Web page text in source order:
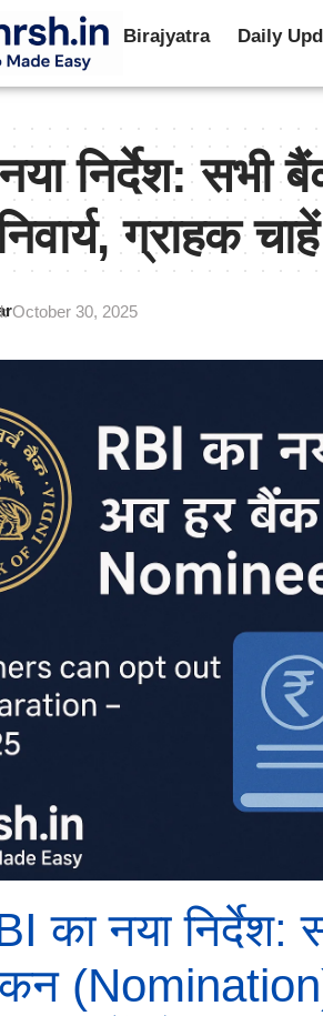
Birajyatra Daily
निर्देश:
ग्राहक
October 30, 2025
का नया निर्देश:
(Nomination)